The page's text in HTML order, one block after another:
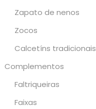
Zapato de nenos
Zocos
Calcetíns tradicionais
Complementos
Faltriqueiras
Faixas